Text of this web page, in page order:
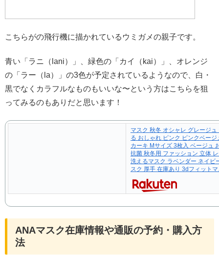
こちらがの飛行機に描かれているウミガメの親子です。
青い「ラニ（lani）」、緑色の「カイ（kai）」、オレンジ
の「ラー（la）」の3色が予定されているようなので、白・
黒でなくカラフルなものもいいな〜という方はこちらを狙
ってみるのもありだと思います！
マスク 秋冬 オシャレ グレージュ
る おしゃれ ピンク ピンクベージ
カーキ Mサイズ 3枚入 ベージュ
抗菌 秋冬用 ファッション 立体
洗えるマスク ラベンダー ネイビ
スク 厚手 在庫あり 3dフィット
ANAマスク在庫情報や通販の予約・購入方
法